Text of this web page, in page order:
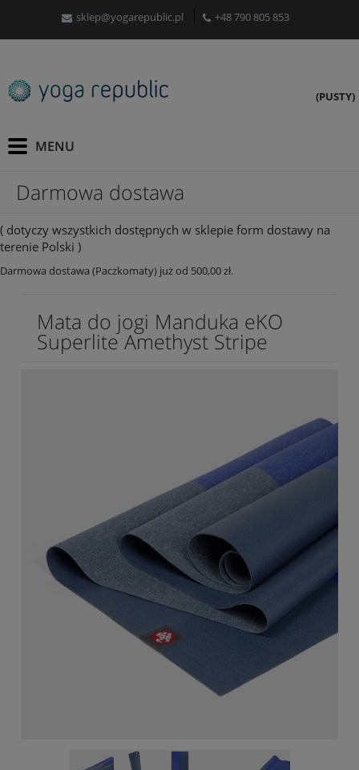
sklep@yogarepublic.pl +48 790 805 853
(PUSTY)
Darmowa dostawa
( dotyczy wszystkich dostępnych w sklepie form dostawy na
terenie Polski )
Darmowa dostawa (Paczkomaty) już od 500,00 zł.
Mata do jogi Manduka eKO
Superlite Amethyst Stripe